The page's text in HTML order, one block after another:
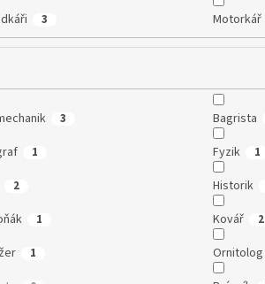
3 Motorkář
3 Bagrista
1 Fyzik 1
2 Historik
1 Kovář 2
1 Ornitolog